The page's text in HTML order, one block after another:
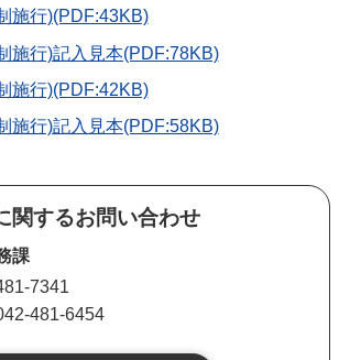
施行)(PDF:43KB)
施行)記入見本(PDF:78KB)
施行)(PDF:42KB)
施行)記入見本(PDF:58KB)
関するお問い合わせ
課
7341
481-6454